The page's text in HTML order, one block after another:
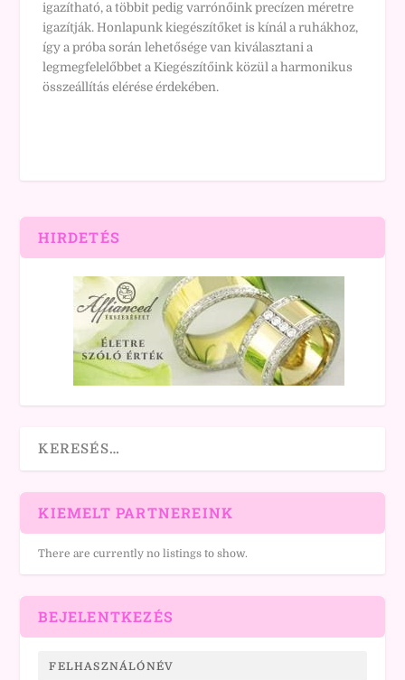
igazítható, a többit pedig varrónőink precízen méretre
igazítják. Honlapunk kiegészítőket is kínál a ruhákhoz,
így a próba során lehetősége van kiválasztani a
legmegfelelőbbet a Kiegészítőink közül a harmonikus
összeállítás elérése érdekében.
HIRDETÉS
KIEMELT PARTNEREINK
There are currently no listings to show.
BEJELENTKEZÉS